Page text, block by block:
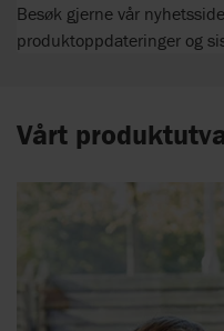
Besøk gjerne vår
produktoppdateringer og
Vårt